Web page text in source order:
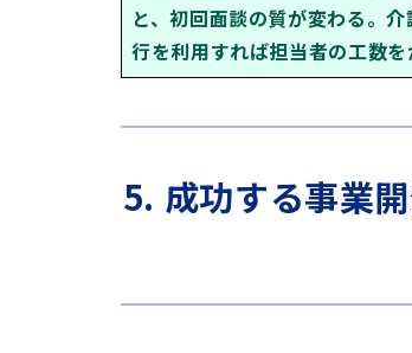
と、初回面談の質が変わる。
行を利用すれば担当者の工数を
5. 成功する事業